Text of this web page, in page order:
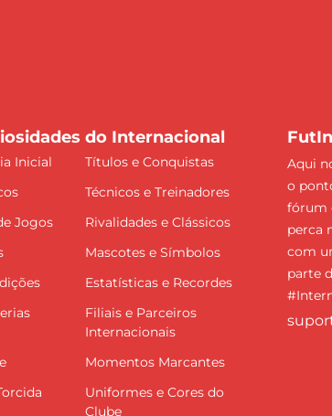
do Internacional
Inicial
Títulos e Conquistas
Técnicos e Treinadores
Jogos
Rivalidades e Clássicos
Mascotes e Símbolos
Estatísticas e Recordes
Filiais e Parceiros
Internacionais
Momentos Marcantes
Uniformes e Cores do
Clube
Aqui
o
fórum
perca
com
parte